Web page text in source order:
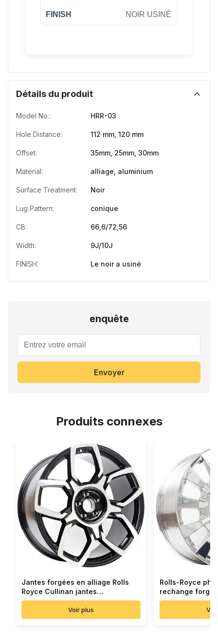
NOIR USINÉ
Détails du produit
Model No.: HRR-03
Hole Distance: 112 mm, 120 mm
Offset: 35mm, 25mm, 30mm
Material: alliage, aluminium
Surface Treatment: Noir
Lug Pattern: conique
CB: 66,6/72,56
Width: 9J/10J
FINISH: Le noir a usiné
enquête
Envoyer
Produits connexes
Jantes forgées en alliage Rolls
Royce Cullinan jantes
personnalisées
Voir plus
Rolls-Royce
rechange
chromée